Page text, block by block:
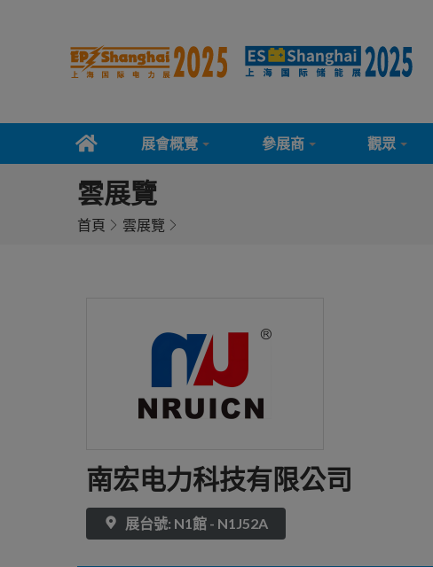
展會概覽 參展商 觀眾
雲展覽
首頁 雲展覽
南宏电力科技有限公司
展台號: N1館 - N1J52A